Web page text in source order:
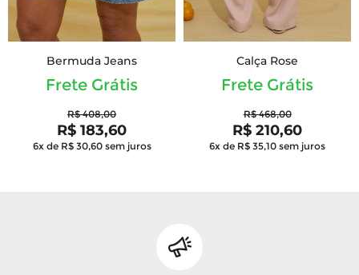
Bermuda Jeans
Frete Grátis
R$ 408,00
R$ 183,60
6x de R$ 30,60 sem juros
Calça Rose
Frete Grátis
R$ 468,00
R$ 210,60
6x de R$ 35,10 sem juros